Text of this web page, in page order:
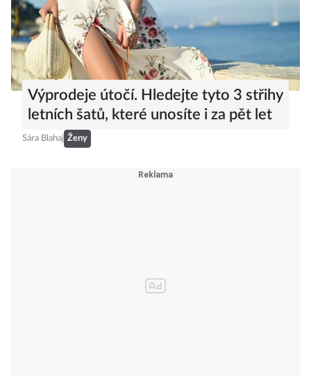
Výprodeje útočí. Hledejte tyto 3 střihy
letních šatů, které unosíte i za pět let
Sára Blahaj Ženy